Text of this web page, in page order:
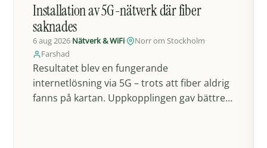
Installation av 5G-nätverk där fiber
saknades
6 aug 2026·Nätverk & WiFi· Norr om Stockholm·
Farshad
Resultatet blev en fungerande
internetlösning via 5G – trots att fiber aldrig
fanns på kartan. Uppkopplingen gav bättre